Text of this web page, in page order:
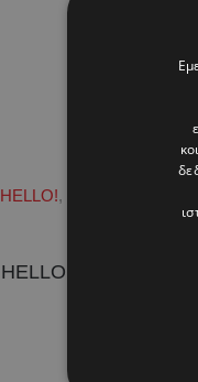
HELLO!, ΔΗΜΗΤΡΑ
σε